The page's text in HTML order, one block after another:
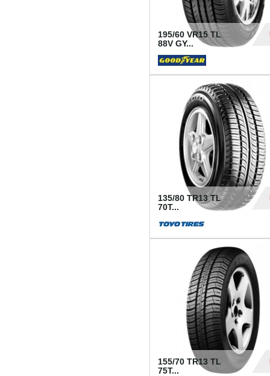
195/60 VR15 TL
88V GY...
135/80 TR13 TL
70T...
155/70 TR13 TL
75T...